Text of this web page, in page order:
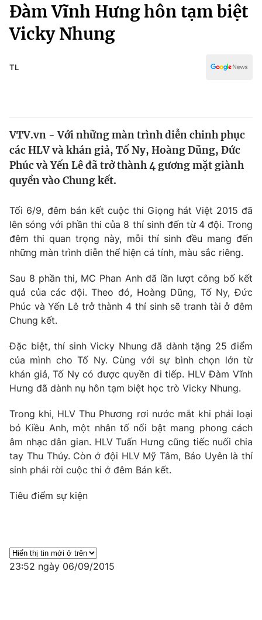
Chính trị
Xã hội
Pháp luật
Thế giới
Tin tức
Thế giới đó đây
Câu chuyện quốc tế
Kinh tế
Thị trường
Góc doanh nghiệp
Dữ liệu và đời sống
Truyền hình
Hậu trường
Nhân vật
Giải sao mai
Giải trí
Điện ảnh
Âm nhạc
Sao
Đời sống
Làm đẹp
Chất lượng cuộc sống
Giáo dục
Tuyển sinh
Học trực tuyến
Công nghệ
Sản phẩm
Thị trường
Tư vấn
Giao lưu trực tuyến
Lịch phát sóng
Truyền hình
Văn hóa - Giải trí
Y tế
Đàm Vĩnh Hưng hôn tạm biệt
Vicky Nhung
TL
VTV.vn - Với những màn trình diễn chinh phục
các HLV và khán giả, Tố Ny, Hoàng Dũng, Đức
Phúc và Yến Lê đã trở thành 4 gương mặt giành
quyền vào Chung kết.
Tối 6/9, đêm bán kết cuộc thi Giọng hát Việt 2015 đã
lên sóng với phần thi của 8 thí sinh đến từ 4 đội. Trong
đêm thi quan trọng này, mỗi thí sinh đều mang đến
những màn trình diễn thể hiện cá tính, màu sắc riêng.
Sau 8 phần thi, MC Phan Anh đã lần lượt công bố kết
quả của các đội. Theo đó, Hoàng Dũng, Tố Ny, Đức
Phúc và Yến Lê trở thành 4 thí sinh sẽ tranh tài ở đêm
Chung kết.
Đặc biệt, thí sinh Vicky Nhung đã dành tặng 25 điểm
của mình cho Tố Ny. Cùng với sự bình chọn lớn từ
khán giả, Tố Ny có được quyền đi tiếp. HLV Đàm Vĩnh
Hưng đã dành nụ hôn tạm biệt học trò Vicky Nhung.
Trong khi, HLV Thu Phương rơi nước mắt khi phải loại
bỏ Kiều Anh, một nhân tố nổi bật mang phong cách
âm nhạc dân gian. HLV Tuấn Hưng cũng tiếc nuối chia
tay Thu Thủy. Còn ở đội HLV Mỹ Tâm, Bảo Uyên là thí
sinh phải rời cuộc thi ở đêm Bán kết.
Tiêu điểm sự kiện
23:52 ngày 06/09/2015